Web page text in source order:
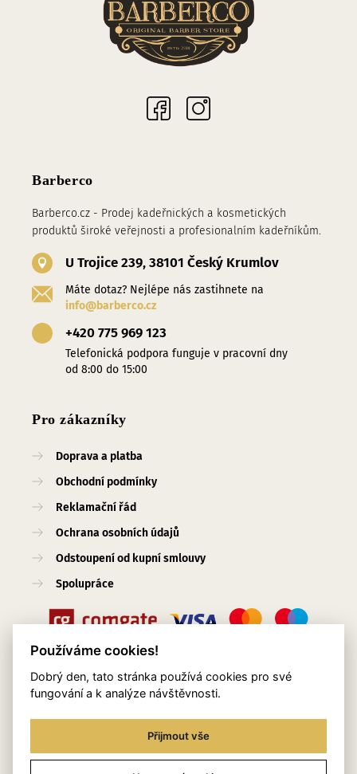
Barberco
Barberco.cz - Prodej kadeřnických a kosmetických
produktů široké veřejnosti a profesionalním kadeřníkům.
U Trojice 239, 38101 Český Krumlov
Máte dotaz? Nejlépe nás zastihnete na
info@barberco.cz
+420 775 969 123
Telefonická podpora funguje v pracovní dny
od 8:00 do 15:00
Pro zákazníky
Doprava a platba
Obchodní podmínky
Reklamační řád
Ochrana osobních údajů
Odstoupení od kupní smlouvy
Spolupráce
Užitečné odkazy
O nás
Používáme cookies!
Dobrý den, tato stránka používá cookies pro své
fungování a k analýze návštěvnosti.
Přijmout vše